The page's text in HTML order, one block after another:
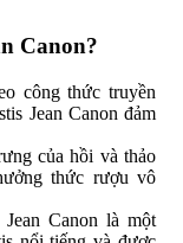
Canon?
công thức truyền
Jean Canon đảm
của hồi và thảo
thức rượu vô
Canon là một